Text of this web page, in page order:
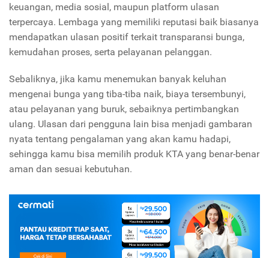
keuangan, media sosial, maupun platform ulasan
terpercaya. Lembaga yang memiliki reputasi baik biasanya
mendapatkan ulasan positif terkait transparansi bunga,
kemudahan proses, serta pelayanan pelanggan.
Sebaliknya, jika kamu menemukan banyak keluhan
mengenai bunga yang tiba-tiba naik, biaya tersembunyi,
atau pelayanan yang buruk, sebaiknya pertimbangkan
ulang. Ulasan dari pengguna lain bisa menjadi gambaran
nyata tentang pengalaman yang akan kamu hadapi,
sehingga kamu bisa memilih produk KTA yang benar-benar
aman dan sesuai kebutuhan.